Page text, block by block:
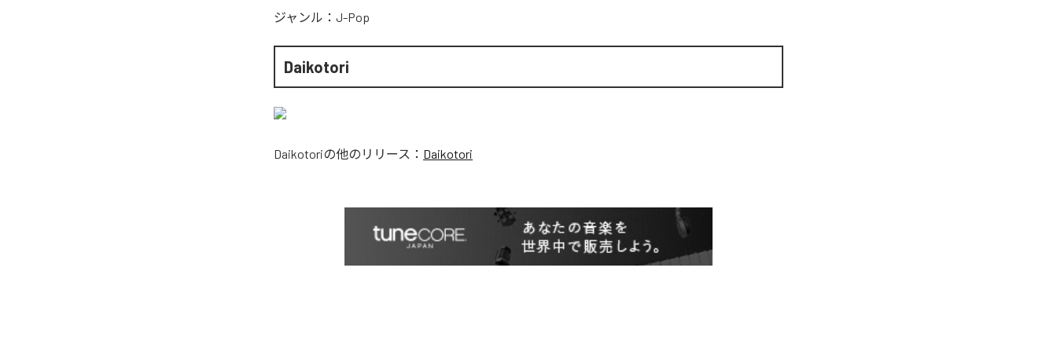
ジャンル： J-Pop
Daikotori
Daikotoriの他のリリース： Daikotori